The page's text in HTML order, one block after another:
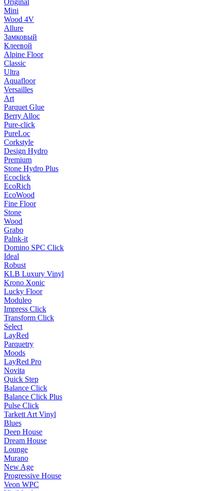
Original
Mini
Wood 4V
Allure
Замковый
Клеевой
Alpine Floor
Classic
Ultra
Aquafloor
Versailles
Art
Parquet Glue
Berry Alloc
Pure-click
PureLoc
Corkstyle
Design Hydro
Premium
Stone Hydro Plus
Ecoclick
EcoRich
EcoWood
Fine Floor
Stone
Wood
Grabo
Palnk-it
Domino SPC Click
Ideal
Robust
KLB Luxury Vinyl
Krono Xonic
Lucky Floor
Moduleo
Impress Click
Transform Click
Select
LayRed
Parquetry
Moods
LayRed Pro
Novita
Quick Step
Balance Click
Balance Click Plus
Pulse Click
Tarkett Art Vinyl
Blues
Deep House
Dream House
Lounge
Murano
New Age
Progressive House
Veon WPC